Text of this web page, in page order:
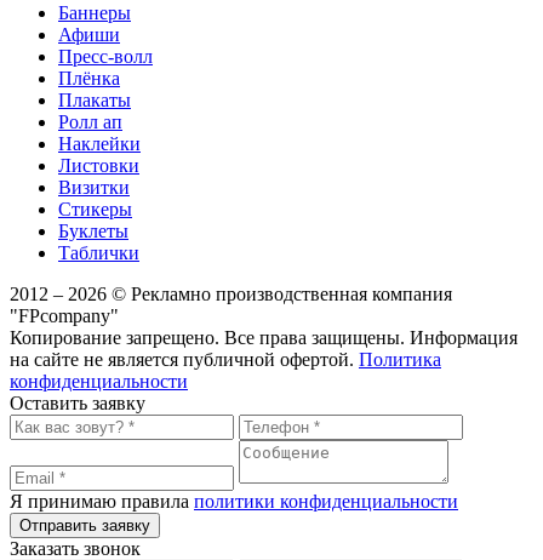
Баннеры
Афиши
Пресс-волл
Плёнка
Плакаты
Ролл ап
Наклейки
Листовки
Визитки
Стикеры
Буклеты
Таблички
2012 – 2026 © Рекламно производственная компания
"FPcompany"
Копирование запрещено. Все права защищены. Информация
на сайте не является публичной офертой. Политика
конфиденциальности
Оставить заявку
Я принимаю правила политики конфиденциальности
Отправить заявку
Заказать звонок